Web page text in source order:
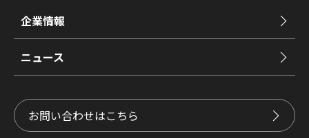
企業情報
ニュース
お問い合わせはこちら